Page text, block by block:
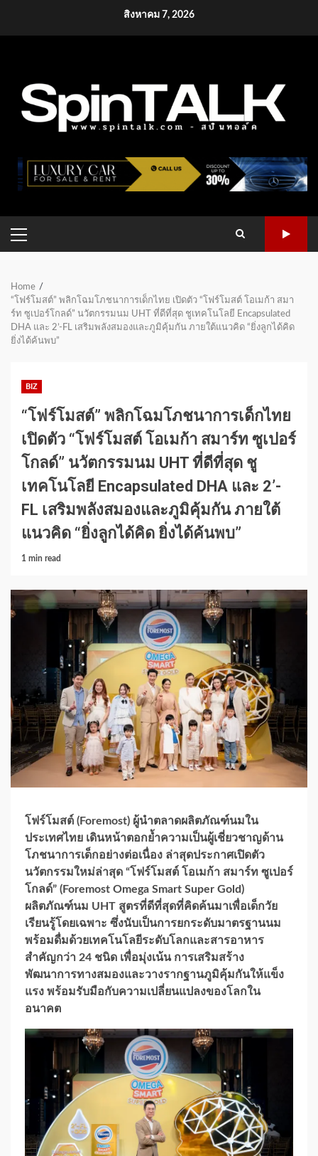
สิงหาคม 7, 2026
PRIMARY
MENU
Home
“โฟร์โมสต์” พลิกโฉมโภชนาการเด็กไทย เปิดตัว “โฟร์โมสต์ โอเมก้า สมา
ร์ท ซูเปอร์โกลด์” นวัตกรรมนม UHT ที่ดีที่สุด ชูเทคโนโลยี Encapsulated
DHA และ 2’-FL เสริมพลังสมองและภูมิคุ้มกัน ภายใต้แนวคิด “ยิ่งลูกได้คิด
ยิ่งได้ค้นพบ”
BIZ
“โฟร์โมสต์” พลิกโฉมโภชนาการเด็กไทย
เปิดตัว “โฟร์โมสต์ โอเมก้า สมาร์ท ซูเปอร์
โกลด์” นวัตกรรมนม UHT ที่ดีที่สุด ชู
เทคโนโลยี Encapsulated DHA และ 2’-
FL เสริมพลังสมองและภูมิคุ้มกัน ภายใต้
แนวคิด “ยิ่งลูกได้คิด ยิ่งได้ค้นพบ”
1 min read
โฟร์โมสต์ (Foremost) ผู้นำตลาดผลิตภัณฑ์นมใน
ประเทศไทย เดินหน้าตอกย้ำความเป็นผู้เชี่ยวชาญด้าน
โภชนาการเด็กอย่างต่อเนื่อง ล่าสุดประกาศเปิดตัว
นวัตกรรมใหม่ล่าสุด “โฟร์โมสต์ โอเมก้า สมาร์ท ซูเปอร์
โกลด์” (Foremost Omega Smart Super Gold)
ผลิตภัณฑ์นม UHT สูตรที่ดีที่สุดที่คิดค้นมาเพื่อเด็กวัย
เรียนรู้โดยเฉพาะ ซึ่งนับเป็นการยกระดับมาตรฐานนม
พร้อมดื่มด้วยเทคโนโลยีระดับโลกและสารอาหาร
สำคัญกว่า 24 ชนิด เพื่อมุ่งเน้น การเสริมสร้าง
พัฒนาการทางสมองและวางรากฐานภูมิคุ้มกันให้แข็ง
แรง พร้อมรับมือกับความเปลี่ยนแปลงของโลกใน
อนาคต